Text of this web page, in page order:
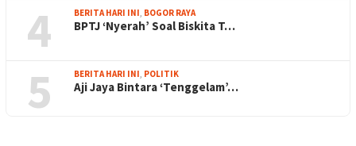
4 BERITA HARI INI, BOGOR RAYA
BPTJ ‘Nyerah’ Soal Biskita T…
5 BERITA HARI INI, POLITIK
Aji Jaya Bintara ‘Tenggelam’…